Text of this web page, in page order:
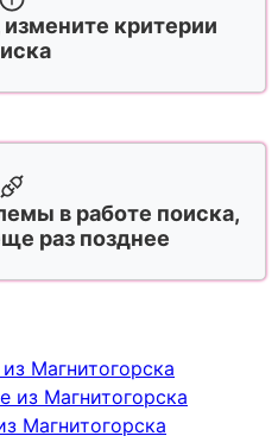
критерии
в работе поиска,
раз позднее
Магнитогорска
из Магнитогорска
Магнитогорска